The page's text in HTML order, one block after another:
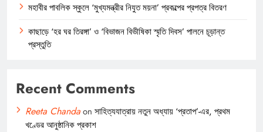
মহাবীর পাবলিক স্কুলে ‘মুখ্যমন্ত্রীর নিযুত ময়না’ প্রকল্পের প্রপত্র বিতরণ
কাছাড়ে ‘হর ঘর তিরঙ্গা’ ও ‘বিভাজন বিভীষিকা স্মৃতি দিবস’ পালনে চূড়ান্ত
প্রস্তুতি
Recent Comments
Reeta Chandaon সাহিত্যযাত্রায় নতুন অধ্যায় ‘প্রতাপ’-এর, প্রথম
খণ্ডের আনুষ্ঠানিক প্রকাশ